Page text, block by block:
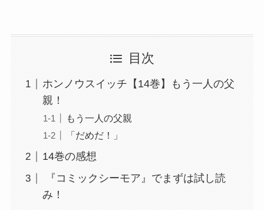
目次
ホンノウスイッチ【14巻】もう一人の父
親！
もう一人の父親
「だめだ！」
14巻の感想
『コミックシーモア』でまずは試し読
み！